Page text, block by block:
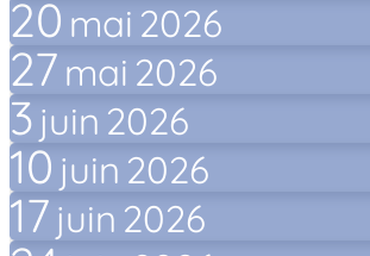
20 mai 2026
27 mai 2026
3 juin 2026
10 juin 2026
17 juin 2026